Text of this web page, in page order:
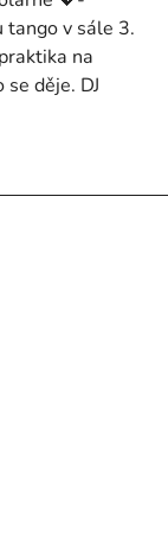
tango v sále 3.
na
děje. DJ